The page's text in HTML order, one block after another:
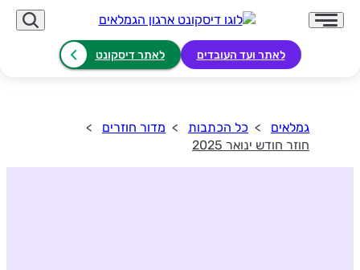
לאתר ועד העובדים לאתר דיסקונט
גמלאים כל הכתבות
מדור חוזרים
חוזר חודש ינואר 2025